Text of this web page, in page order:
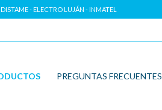
DISTAME - ELECTRO LUJÁN - INMATEL
PREGUNTAS FRECUENTES